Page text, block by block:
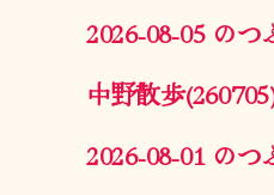
2026-08-05 のつ
中野散歩
2026-08-01 のつ